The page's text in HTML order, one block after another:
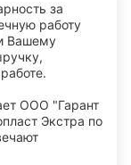
за
работу
Вашему
ООО "Гарант
Экстра по